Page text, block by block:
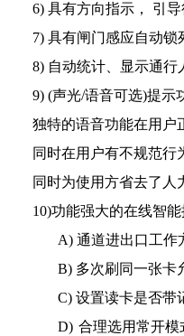
6) 具有方向指示， 引导
7) 具有闸门感应自动锁
8) 自动统计、显示通行
9) (声光/语音可选)提示
独特的语音功能在用户
同时在用户有不规范行
同时为使用方省去了人
10)功能强大的在线智能
A) 通道进出口工作
B) 多次刷同一张卡
C) 设置读卡是否带
D) 合理选用常开模